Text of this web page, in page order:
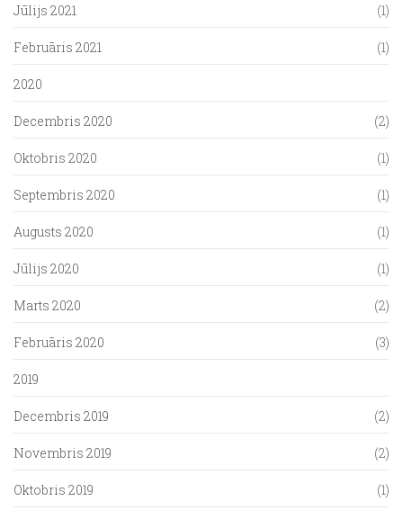
Jūlijs 2021 (1)
Februāris 2021 (1)
2020
Decembris 2020 (2)
Oktobris 2020 (1)
Septembris 2020 (1)
Augusts 2020 (1)
Jūlijs 2020 (1)
Marts 2020 (2)
Februāris 2020 (3)
2019
Decembris 2019 (2)
Novembris 2019 (2)
Oktobris 2019 (1)